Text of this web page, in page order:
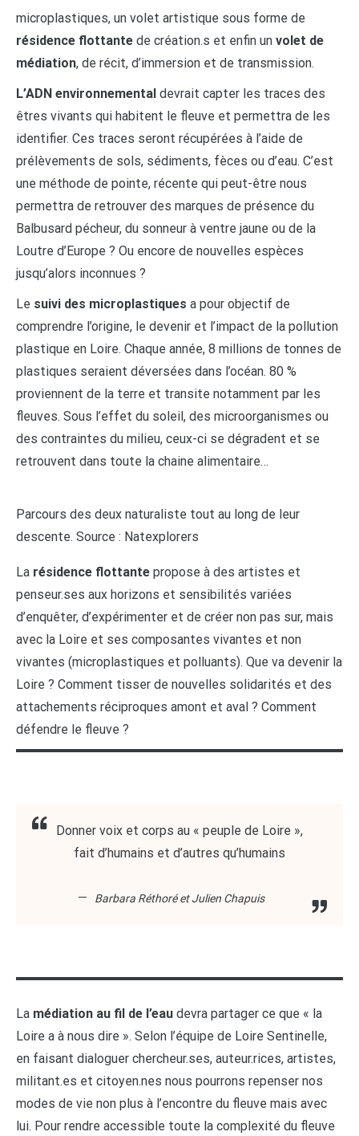
microplastiques, un volet artistique sous forme de
résidence flottante de création.s et enfin un volet de
médiation, de récit, d’immersion et de transmission.
L’ADN environnemental devrait capter les traces des
êtres vivants qui habitent le fleuve et permettra de les
identifier. Ces traces seront récupérées à l’aide de
prélèvements de sols, sédiments, fèces ou d’eau. C’est
une méthode de pointe, récente qui peut-être nous
permettra de retrouver des marques de présence du
Balbusard pécheur, du sonneur à ventre jaune ou de la
Loutre d’Europe ? Ou encore de nouvelles espèces
jusqu’alors inconnues ?
Le suivi des microplastiques a pour objectif de
comprendre l’origine, le devenir et l’impact de la pollution
plastique en Loire. Chaque année, 8 millions de tonnes de
plastiques seraient déversées dans l’océan. 80 %
proviennent de la terre et transite notamment par les
fleuves. Sous l’effet du soleil, des microorganismes ou
des contraintes du milieu, ceux-ci se dégradent et se
retrouvent dans toute la chaine alimentaire…
Parcours des deux naturaliste tout au long de leur
descente. Source : Natexplorers
La résidence flottante propose à des artistes et
penseur.ses aux horizons et sensibilités variées
d’enquêter, d’expérimenter et de créer non pas sur, mais
avec la Loire et ses composantes vivantes et non
vivantes (microplastiques et polluants). Que va devenir la
Loire ? Comment tisser de nouvelles solidarités et des
attachements réciproques amont et aval ? Comment
défendre le fleuve ?
Donner voix et corps au « peuple de Loire »,
fait d’humains et d’autres qu’humains
Barbara Réthoré et Julien Chapuis
La médiation au fil de l’eau devra partager ce que « la
Loire a à nous dire ». Selon l’équipe de Loire Sentinelle,
en faisant dialoguer chercheur.ses, auteur.rices, artistes,
militant.es et citoyen.nes nous pourrons repenser nos
modes de vie non plus à l’encontre du fleuve mais avec
lui. Pour rendre accessible toute la complexité du fleuve